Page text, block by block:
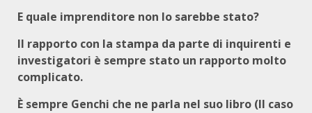
E quale imprenditore non lo sarebbe stato?
Il rapporto con la stampa da parte di inquirenti e
investigatori è sempre stato un rapporto molto
complicato.
È sempre Genchi che ne parla nel suo libro (Il caso